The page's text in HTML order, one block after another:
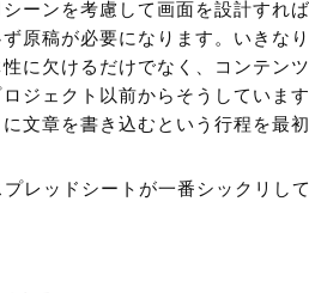
ーンを考慮して画面を設計すれ
原稿が必要になります。いきな
に欠けるだけでなく、コンテン
ジェクト以前からそうしていま
文章を書き込むという行程を最
レッドシートが一番シックリし